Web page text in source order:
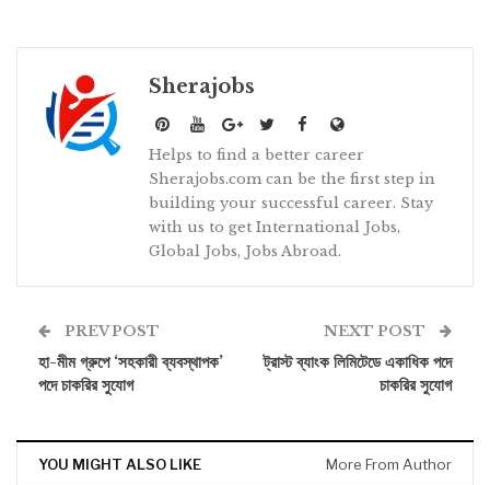
Sherajobs
Helps to find a better career
Sherajobs.com can be the first step in
building your successful career. Stay
with us to get International Jobs,
Global Jobs, Jobs Abroad.
PREV POST
হা-মীম গ্রুপে ‘সহকারী ব্যবস্থাপক’
পদে চাকরির সুযোগ
NEXT POST
ট্রাস্ট ব্যাংক লিমিটেডে একাধিক পদে
চাকরির সুযোগ
YOU MIGHT ALSO LIKE More From Author